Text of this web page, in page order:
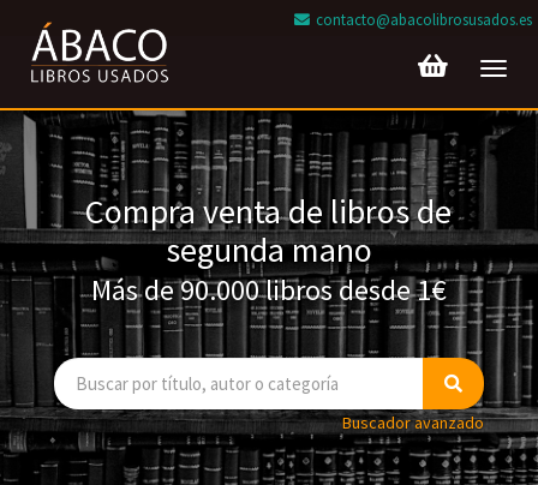
contacto@abacolibrosusados.es
Compra venta de libros de
segunda mano
Más de 90.000 libros desde 1€
Buscador avanzado